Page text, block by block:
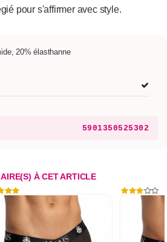
pour s'affirmer avec style.
20% élasthanne
5901350525302
À CET ARTICLE